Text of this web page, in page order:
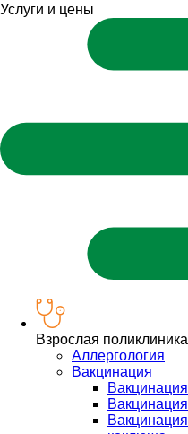
Услуги и цены
Взрослая поликлиника
Аллергология
Вакцинация